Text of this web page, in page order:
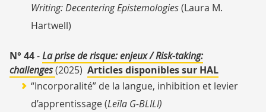
Writing: Decentering Epistemologies(Laura M.
Hartwell)
N° 44-La prise de risque: enjeux / Risk-taking:
challenges(2025) Articles disponibles sur HAL
“Incorporalité” de la langue, inhibition et levier
d’apprentissage (Leïla G-BLILI)